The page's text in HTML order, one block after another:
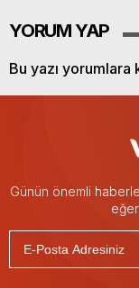
YORUM YAP
Bu yazı yorumlara
Günün önemli